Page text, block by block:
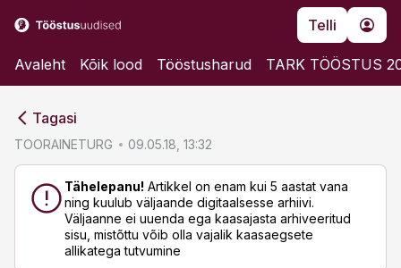
Telli
Avaleht Kõik lood Tööstusharud TARK TÖÖSTUS
Tagasi
TOORAINETURG 09.05.18, 13:32
Tähelepanu! Artikkel on enam kui 5 aastat vana
ning kuulub väljaande digitaalsesse arhiivi.
Väljaanne ei uuenda ega kaasajasta arhiveeritud
sisu, mistõttu võib olla vajalik kaasaegsete
allikatega tutvumine